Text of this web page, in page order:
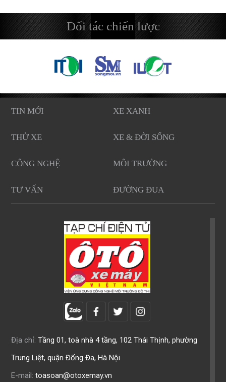
Đối tác chiến lược
TIN MỚI XE XANH
THỬ XE XE & ĐỜI SỐNG
CÔNG NGHỆ MÔI TRƯỜNG
TƯ VẤN ĐƯỜNG ĐUA
Địa chỉ: Tầng 01, toà nhà 4 tầng, 102 Thái Thịnh, phường
Trung Liệt, quận Đống Đa, Hà Nội
E-mail: toasoan@otoxemay.vn